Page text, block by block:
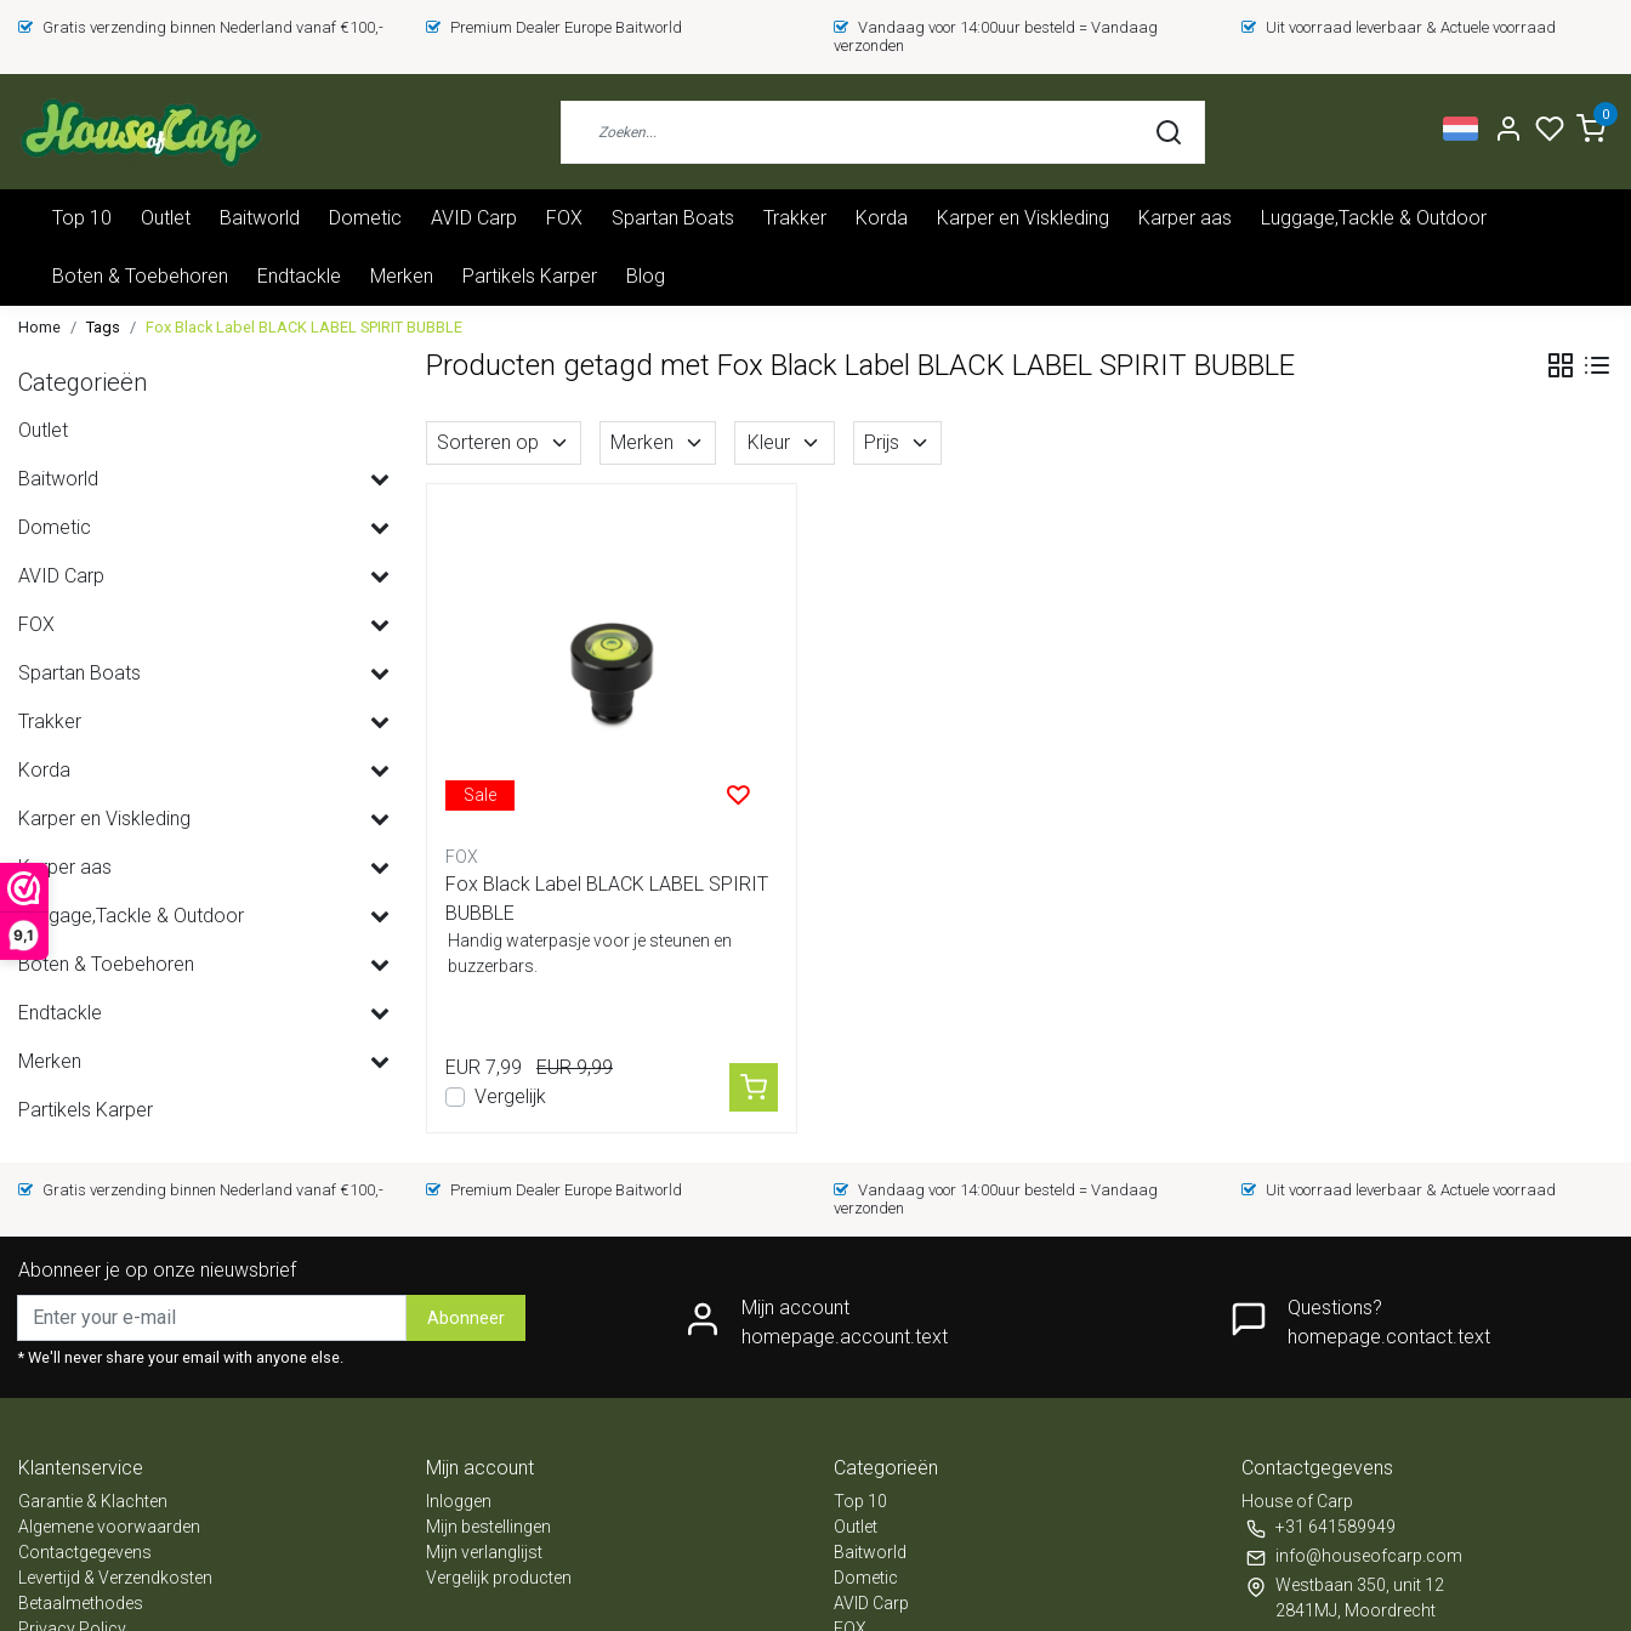
9,1
Gratis verzending binnen Nederland vanaf €100,- Premium Dealer Europe Baitworld
Vandaag voor 14:00uur besteld = Vandaag
verzonden
Uit voorraad leverbaar & Actuele voorraad
0
Top 10 Outlet Baitworld Dometic AVID Carp FOX Spartan Boats Trakker Korda Karper en Viskleding Karper aas Luggage,Tackle & Outdoor
Boten & Toebehoren Endtackle Merken Partikels Karper Blog
Home Tags Fox Black Label BLACK LABEL SPIRIT BUBBLE
Categorieën
Outlet
Baitworld
Dometic
AVID Carp
FOX
Spartan Boats
Trakker
Korda
Karper en Viskleding
Karper aas
Luggage,Tackle & Outdoor
Boten & Toebehoren
Endtackle
Merken
Partikels Karper
Producten getagd met Fox Black Label BLACK LABEL SPIRIT BUBBLE
Sorteren op Merken Kleur Prijs
Sale
FOX
Fox Black Label BLACK LABEL SPIRIT
BUBBLE
Handig waterpasje voor je steunen en
buzzerbars.
EUR 7,99
EUR 9,99
Vergelijk
Gratis verzending binnen Nederland vanaf €100,- Premium Dealer Europe Baitworld
Vandaag voor 14:00uur besteld = Vandaag
verzonden
Uit voorraad leverbaar & Actuele voorraad
Abonneer je op onze nieuwsbrief
Abonneer
* We'll never share your email with anyone else.
Mijn account
homepage.account.text
Questions?
homepage.contact.text
Klantenservice
Garantie & Klachten
Algemene voorwaarden
Contactgegevens
Levertijd & Verzendkosten
Betaalmethodes
Mijn account
Inloggen
Mijn bestellingen
Mijn verlanglijst
Vergelijk producten
Categorieën
Top 10
Outlet
Baitworld
Dometic
AVID Carp
Contactgegevens
House of Carp
+31 641589949
info@houseofcarp.com
Westbaan 350, unit 12
2841MJ, Moordrecht